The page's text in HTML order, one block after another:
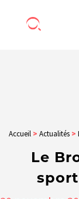
Accueil > Actualités >
Le